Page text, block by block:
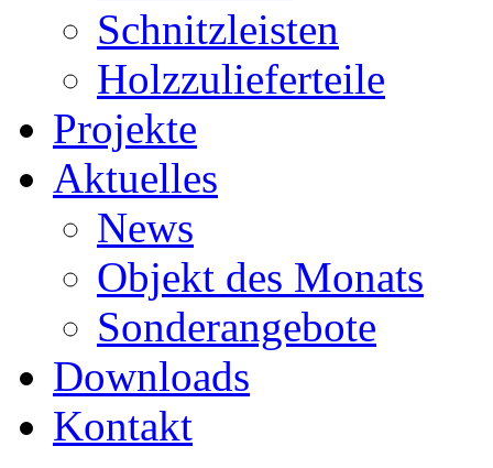
Schnitzleisten
Holzzulieferteile
Projekte
Aktuelles
News
Objekt des Monats
Sonderangebote
Downloads
Kontakt